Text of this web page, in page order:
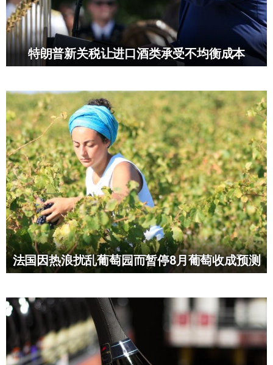
特朗普新关税让进口酒类承受不均衡成本
法国因热浪扰乱葡萄园而暂停8月葡萄收成预测